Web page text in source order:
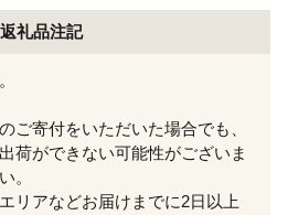
返礼品注記
ご寄付をいただいた場合でも、
荷ができない可能性がございま
。
リアなどお届けまでに2日以上